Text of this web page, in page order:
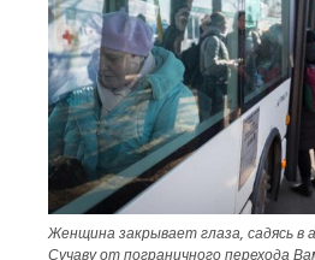
Женщина закрывает глаза, садясь в
Сучаву от пограничного перехода